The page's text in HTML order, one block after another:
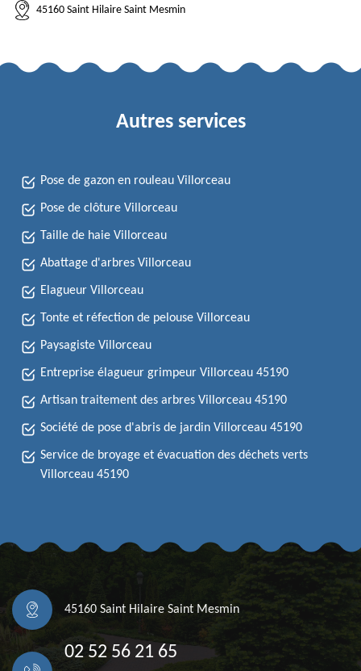
45160 Saint Hilaire Saint Mesmin
Autres services
Pose de gazon en rouleau Villorceau
Pose de clôture Villorceau
Taille de haie Villorceau
Abattage d'arbres Villorceau
Elagueur Villorceau
Tonte et réfection de pelouse Villorceau
Paysagiste Villorceau
Entreprise élagueur grimpeur Villorceau 45190
Artisan traitement des arbres Villorceau 45190
Société de pose d'abris de jardin Villorceau 45190
Service de broyage et évacuation des déchets verts
Villorceau 45190
45160 Saint Hilaire Saint Mesmin
02 52 56 21 65